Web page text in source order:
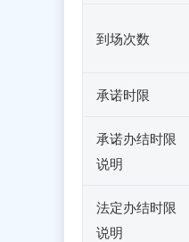
到场次数
承诺时限
承诺办结时限
说明
法定办结时限
说明